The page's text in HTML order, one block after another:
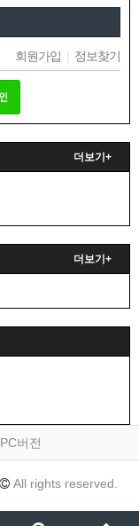
회원가입 | 정보찾기
더보기+
더보기+
PC버전
All rights reserved.